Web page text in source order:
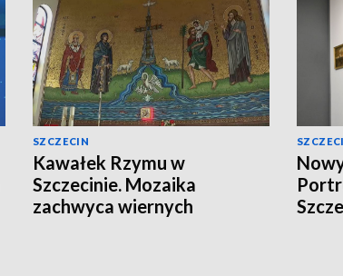
SZCZECIN
Kawałek Rzymu w
Szczecinie. Mozaika
zachwyca wiernych